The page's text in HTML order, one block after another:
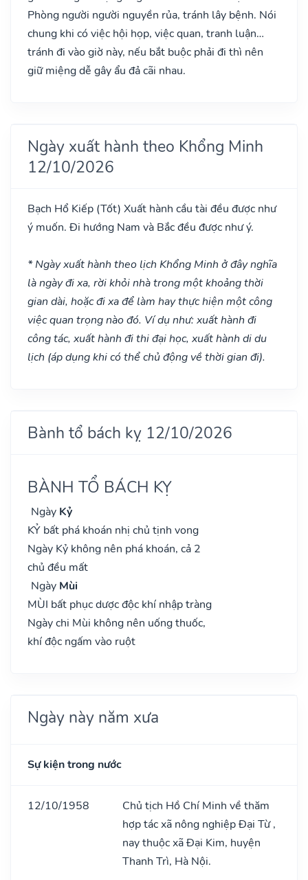
Phòng người người nguyền rủa, tránh lây bệnh. Nói
chung khi có việc hội họp, việc quan, tranh luận…
tránh đi vào giờ này, nếu bắt buộc phải đi thì nên
giữ miệng dễ gây ẩu đả cãi nhau.
Ngày xuất hành theo Khổng Minh
12/10/2026
Bạch Hổ Kiếp (Tốt) Xuất hành cầu tài đều được như
ý muốn. Đi hướng Nam và Bắc đều được như ý.
* Ngày xuất hành theo lịch Khổng Minh ở đây nghĩa
là ngày đi xa, rời khỏi nhà trong một khoảng thời
gian dài, hoặc đi xa để làm hay thực hiện một công
việc quan trọng nào đó. Ví dụ như: xuất hành đi
công tác, xuất hành đi thi đại học, xuất hành di du
lịch (áp dụng khi có thể chủ động về thời gian đi).
Bành tổ bách kỵ 12/10/2026
BÀNH TỔ BÁCH KỴ
Ngày Kỷ
KỶ bất phá khoán nhị chủ tịnh vong
Ngày Kỷ không nên phá khoán, cả 2
chủ đều mất
Ngày Mùi
MÙI bất phục dược độc khí nhập tràng
Ngày chi Mùi không nên uống thuốc,
khí độc ngấm vào ruột
Ngày này năm xưa
Sự kiện trong nước
12/10/1958
Chủ tịch Hồ Chí Minh về thăm
hợp tác xã nông nghiệp Đại Từ ,
nay thuộc xã Đại Kim, huyện
Thanh Trì, Hà Nội.